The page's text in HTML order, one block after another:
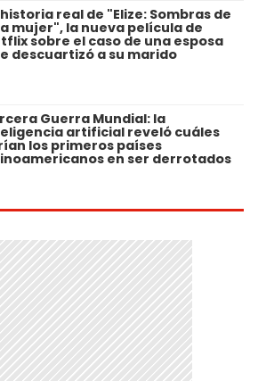
historia real de "Elize: Sombras de
mujer", la nueva película de
sobre el caso de una esposa
descuartizó a su marido
Guerra Mundial: la
artificial reveló cuáles
los primeros países
en ser derrotados